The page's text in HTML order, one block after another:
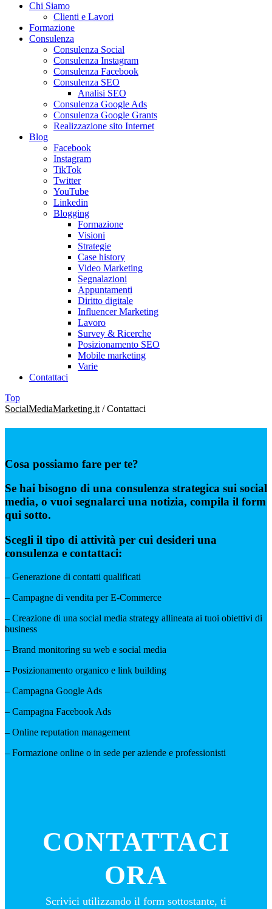
Chi Siamo
Clienti e Lavori
Formazione
Consulenza
Consulenza Social
Consulenza Instagram
Consulenza Facebook
Consulenza SEO
Analisi SEO
Consulenza Google Ads
Consulenza Google Grants
Realizzazione sito Internet
Blog
Facebook
Instagram
TikTok
Twitter
YouTube
Linkedin
Blogging
Formazione
Visioni
Strategie
Case history
Video Marketing
Segnalazioni
Appuntamenti
Diritto digitale
Influencer Marketing
Lavoro
Survey & Ricerche
Posizionamento SEO
Mobile marketing
Varie
Contattaci
Top
SocialMediaMarketing.it /Contattaci
Cosa possiamo fare per te?
Se hai bisogno di una consulenza strategica sui social
media, o vuoi segnalarci una notizia, compila il form
qui sotto.
Scegli il tipo di attività per cui desideri una
consulenza e contattaci:
– Generazione di contatti qualificati
– Campagne di vendita per E-Commerce
– Creazione di una social media strategy allineata ai tuoi obiettivi di
business
– Brand monitoring su web e social media
– Posizionamento organico e link building
– Campagna Google Ads
– Campagna Facebook Ads
– Online reputation management
– Formazione online o in sede per aziende e professionisti
CONTATTACI
ORA
Scrivici utilizzando il form sottostante, ti